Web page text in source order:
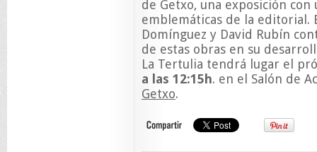
de Getxo, una exposición con
emblemáticas de la editorial.
Domínguez y David Rubín
de estas obras en su
La Tertulia tendrá lugar el
a las 12:15h. en el Salón de
Getxo.